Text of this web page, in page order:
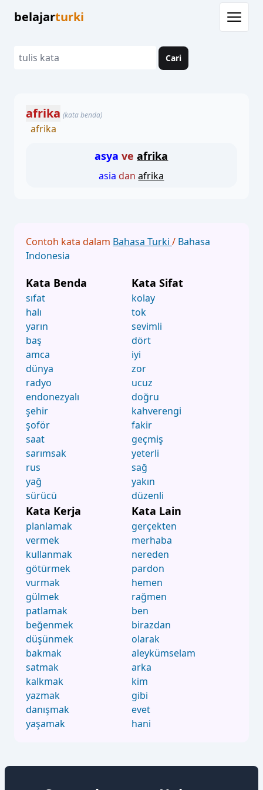
belajarturki
Cari
afrika (kata benda)
afrika
asya ve afrika
asia dan afrika
Contoh kata dalam Bahasa Turki / Bahasa
Indonesia
Kata Benda
sıfat
halı
yarın
baş
amca
dünya
radyo
endonezyalı
şehir
şoför
saat
sarımsak
rus
yağ
sürücü
Kata Sifat
kolay
tok
sevimli
dört
iyi
zor
ucuz
doğru
kahverengi
fakir
geçmiş
yeterli
sağ
yakın
düzenli
Kata Kerja
planlamak
vermek
kullanmak
götürmek
vurmak
gülmek
patlamak
beğenmek
düşünmek
bakmak
satmak
kalkmak
yazmak
danışmak
yaşamak
Kata Lain
gerçekten
merhaba
nereden
pardon
hemen
rağmen
ben
birazdan
olarak
aleykümselam
arka
kim
gibi
evet
hani